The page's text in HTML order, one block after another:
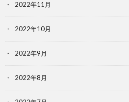
2022年11月
2022年10月
2022年9月
2022年8月